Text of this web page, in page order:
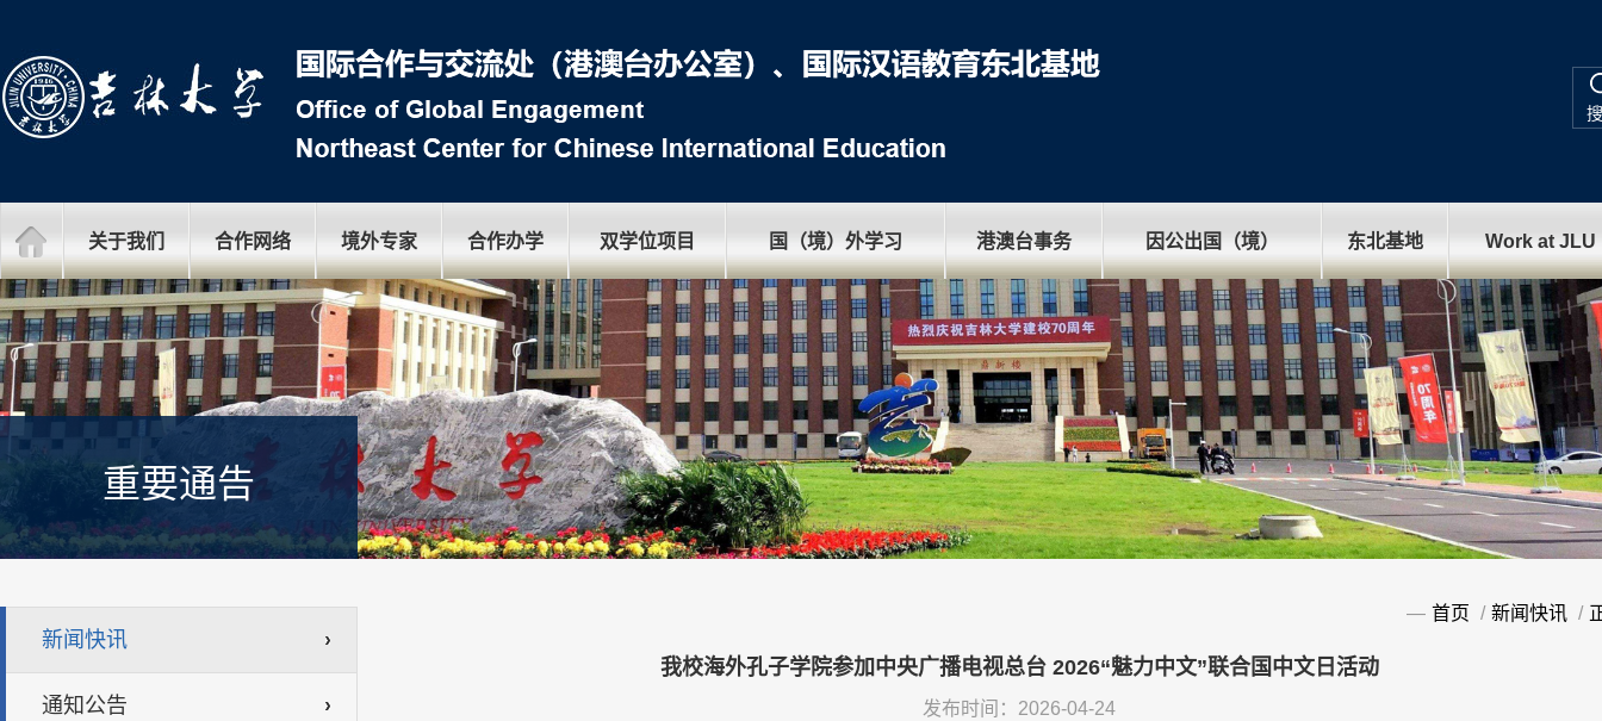
关于我们 合作网络 境外专家 合作办学 双学位项目 国（境）外学习 港澳台事务 因公出国（境） 东北基地 Work at JLU
重要通告
新闻快讯
通知公告
— 首页 / 新闻快讯 /
我校海外孔子学院参加中央广播电视总台 2026“魅力中文”联合国中文日活动
发布时间：2026-04-24